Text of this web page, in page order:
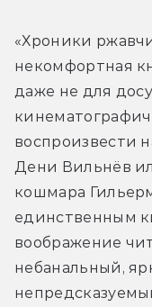
«Хроники
некомфортная
даже не для
воспроизвести
Дени Вильнёв
кошмара
единственным
воображение
небанальный,